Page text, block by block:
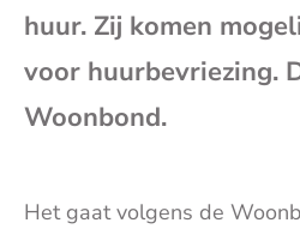
huur. Zij komen
voor huurbevriezing.
Woonbond.
Het gaat volgens de